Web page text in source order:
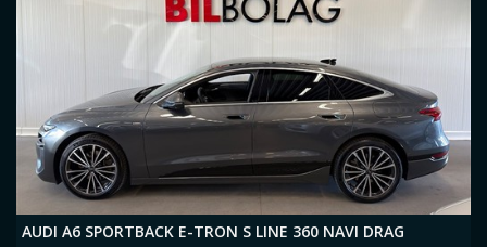
AUDI A6 SPORTBACK E-TRON S LINE 360 NAVI DRAG